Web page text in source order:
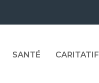
SANTÉ CARITATIF